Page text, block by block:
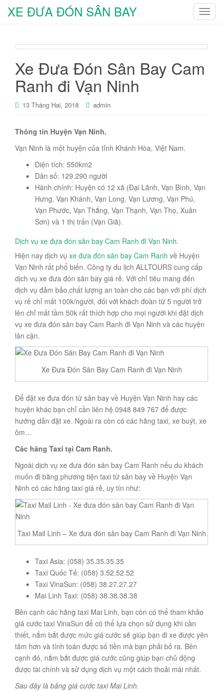
T
g
n
XE ĐƯA ĐÓN SÂN BAY
Xe Đưa Đón Sân Bay Cam
Ranh đi Vạn Ninh
13 Tháng Hai, 2018 admin
Thông tin Huyện Vạn Ninh.
Vạn Ninh là một huyện của tỉnh Khánh Hòa, Việt Nam.
Diện tích: 550km2
Dân số: 129.290 người
Hành chính: Huyện có 12 xã (Đại Lãnh, Vạn Bình, Vạn
Hưng, Vạn Khánh, Vạn Long, Vạn Lương, Vạn Phú,
Vạn Phước, Vạn Thắng, Vạn Thạnh, Vạn Thọ, Xuân
Sơn) và 1 thị trấn (Vạn Giã).
Dịch vụ xe đưa đón sân bay Cam Ranh đi Vạn Ninh.
Hiện nay dịch vụ xe đưa đón sân bay Cam Ranh về Huyện
Vạn Ninh rất phổ biến. Công ty du lịch ALLTOURS cung cấp
dịch vụ xe đưa đón sân bay giá rẻ. Với chỉ tiêu mang đến
dịch vụ đảm bảo,chất lượng an toàn cho các bạn với phí dịch
vụ rẻ chỉ mất 100k/người, đối với khách đoàn từ 5 người trở
lên chỉ mất tầm 50k rất thích hợp cho mọi người khi đặt dịch
vụ xe đưa đón sân bay Cam Ranh đi Vạn Ninh và các huyện
lân cận.
Xe Đưa Đón Sân Bay Cam Ranh đi Vạn Ninh
Để đặt xe đưa đón từ sân bay về Huyện Vạn Ninh hay các
huyện khác bạn chỉ cần liên hệ 0948 849 767 để được
hướng dẫn đặt xe. Ngoài ra còn có các hãng taxi, xe buýt, xe
ôm…
Các hãng Taxi tại Cam Ranh.
Ngoài dịch vụ xe đưa đón sân bay Cam Ranh nếu du khách
muốn đi bằng phương tiện taxi từ sân bay về Huyện Vạn
Ninh có các hãng taxi giá rẻ, uy tín như:
Taxi Mail Linh – Xe đưa đón sân bay Cam Ranh đi Vạn Ninh
Taxi Asia: (058) 35.35.35.35
Taxi Quốc Tế: (058) 3.52.52.52
Taxi VinaSun: (058) 38.27.27.27
Mai Linh Taxi: (058) 38.38.38.38
Bên cạnh các hãng taxi Mai Linh, bạn còn có thể tham khảo
giá cước taxi VinaSun để có thể lựa chọn sử dụng khi cần
thiết, nắm bắt được mức giá cước sẽ giúp bạn đi xe được yên
tâm hơn và tính toán được số tiền mà bạn phải bỏ ra. Bên
cạnh đó, nắm bắt được giá cước cũng giúp bạn chủ động
được tài chính và sử dụng dịch vụ một cách thoải mái nhất.
Sau đây là bảng giá cước taxi Mai Linh.